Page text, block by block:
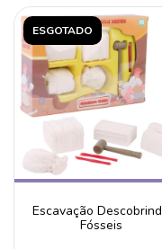
ESGOTADO
Escavação
Fósseis